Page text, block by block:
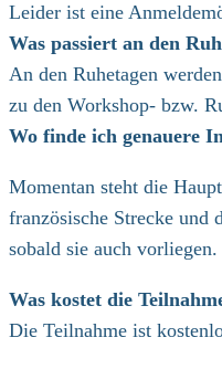
Leider ist eine
Was passiert an den
An den Ruhetagen
zu den Workshop- bzw.
Wo finde ich genauere
Momentan steht die
französische Strecke und
sobald sie auch
Was kostet die
Die Teilnahme ist